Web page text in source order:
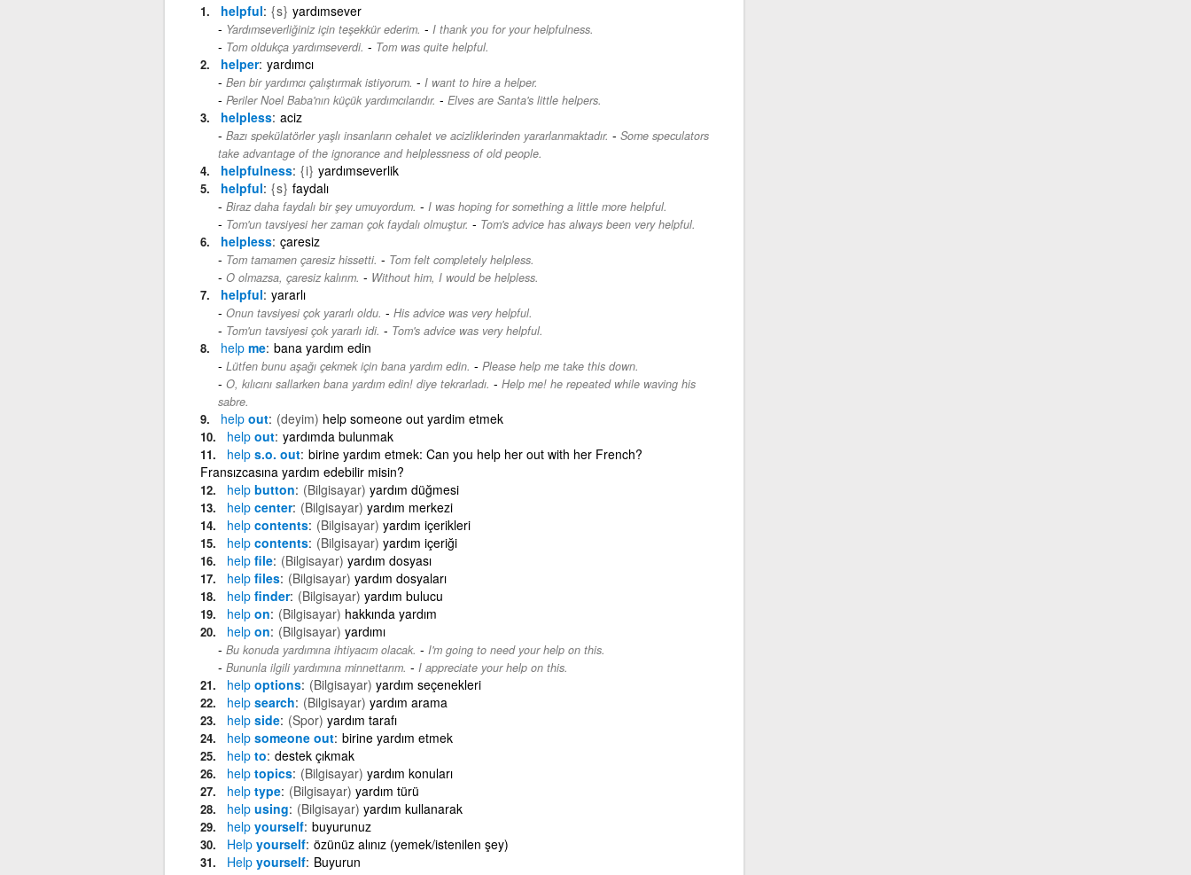
helpful {s} yardımsever
Yardımseverliğiniz için teşekkür ederim. - I thank you for your helpfulness.
Tom oldukça yardımseverdi. - Tom was quite helpful.
helper yardımcı
Ben bir yardımcı çalıştırmak istiyorum. - I want to hire a helper.
Periler Noel Baba'nın küçük yardımcılarıdır. - Elves are Santa's little helpers.
helpless aciz
Bazı spekülatörler yaşlı insanların cehalet ve acizliklerinden yararlanmaktadır. - Some speculators
take advantage of the ignorance and helplessness of old people.
helpfulness {i} yardımseverlik
helpful {s} faydalı
Biraz daha faydalı bir şey umuyordum. - I was hoping for something a little more helpful.
Tom'un tavsiyesi her zaman çok faydalı olmuştur. - Tom's advice has always been very helpful.
helpless çaresiz
Tom tamamen çaresiz hissetti. - Tom felt completely helpless.
O olmazsa, çaresiz kalırım. - Without him, I would be helpless.
helpful yararlı
Onun tavsiyesi çok yararlı oldu. - His advice was very helpful.
Tom'un tavsiyesi çok yararlı idi. - Tom's advice was very helpful.
helpme bana yardım edin
Lütfen bunu aşağı çekmek için bana yardım edin. - Please help me take this down.
O, kılıcını sallarken bana yardım edin! diye tekrarladı. - Help me! he repeated while waving his
sabre.
helpout (deyim) help someone out yardim etmek
helpout yardımda bulunmak
helps.o. out birine yardım etmek: Can you help her out with her French?
Fransızcasına yardım edebilir misin?
helpbutton (Bilgisayar) yardım düğmesi
helpcenter (Bilgisayar) yardım merkezi
helpcontents (Bilgisayar) yardım içerikleri
helpcontents (Bilgisayar) yardım içeriği
helpfile (Bilgisayar) yardım dosyası
helpfiles (Bilgisayar) yardım dosyaları
helpfinder (Bilgisayar) yardım bulucu
helpon (Bilgisayar) hakkında yardım
helpon (Bilgisayar) yardımı
Bu konuda yardımına ihtiyacım olacak. - I'm going to need your help on this.
Bununla ilgili yardımına minnettarım. - I appreciate your help on this.
helpoptions (Bilgisayar) yardım seçenekleri
helpsearch (Bilgisayar) yardım arama
helpside (Spor) yardım tarafı
helpsomeone out birine yardım etmek
helpto destek çıkmak
helptopics (Bilgisayar) yardım konuları
helptype (Bilgisayar) yardım türü
helpusing (Bilgisayar) yardım kullanarak
helpyourself buyurunuz
Helpyourself özünüz alınız (yemek/istenilen şey)
Helpyourself Buyurun